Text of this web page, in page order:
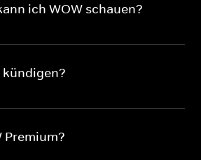
ich WOW schauen?
kündigen?
Premium?